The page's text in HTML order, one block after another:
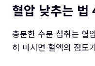
혈압 낮추는 법
충분한 수분 섭취는 혈
히 마시면 혈액의 점도